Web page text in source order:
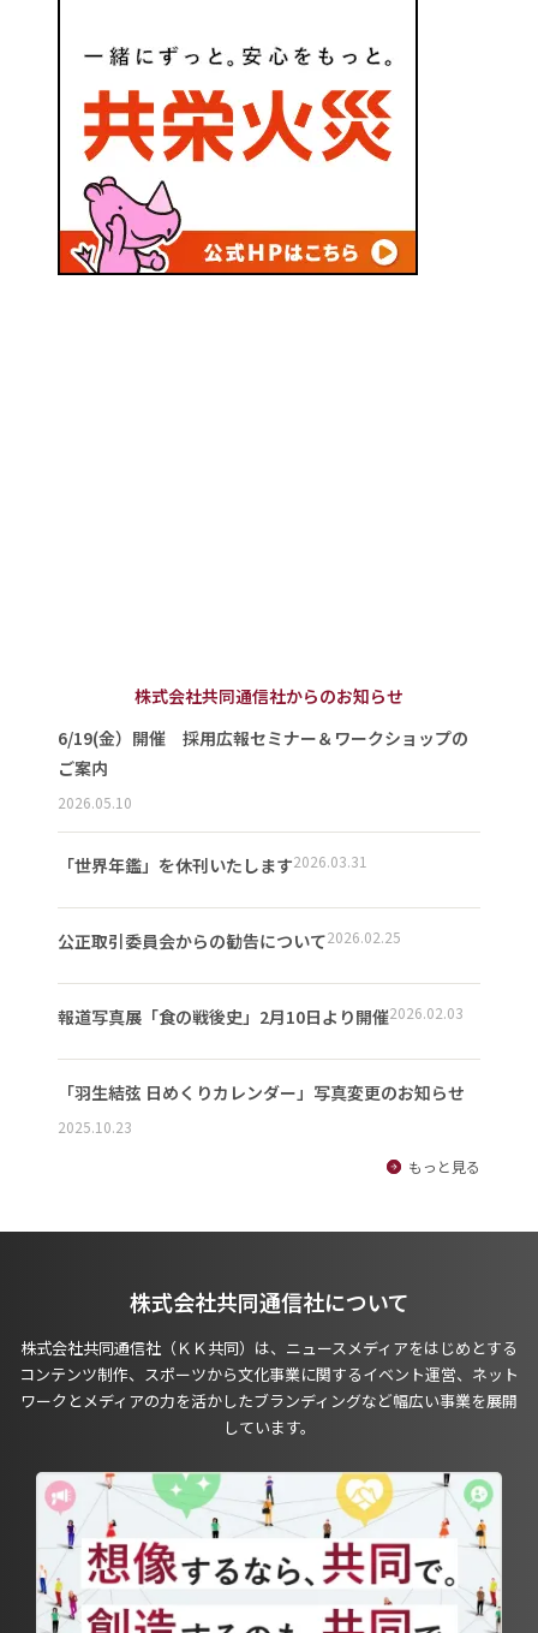
株式会社共同通信社からのお知らせ
6/19(金）開催 採用広報セミナー＆ワークショップの
ご案内
2026.05.10
「世界年鑑」を休刊いたします2026.03.31
公正取引委員会からの勧告について2026.02.25
報道写真展「食の戦後史」2月10日より開催2026.02.03
「羽生結弦 日めくりカレンダー」写真変更のお知らせ
2025.10.23
もっと見る
株式会社共同通信社について
株式会社共同通信社（ＫＫ共同）は、ニュースメディアをはじめとする
コンテンツ制作、スポーツから文化事業に関するイベント運営、ネット
ワークとメディアの力を活かしたブランディングなど幅広い事業を展開
しています。